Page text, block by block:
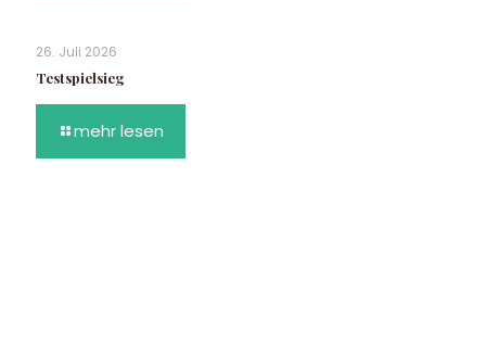
26. Juli 2026
Testspielsieg
mehr lesen